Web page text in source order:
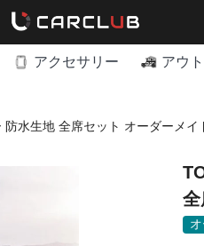
アクセサリー アウ
水生地 全席セット オーダーメイ
全